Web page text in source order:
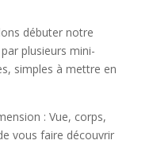
débuter notre
plusieurs mini-
simples à mettre en
: Vue, corps,
vous faire découvrir